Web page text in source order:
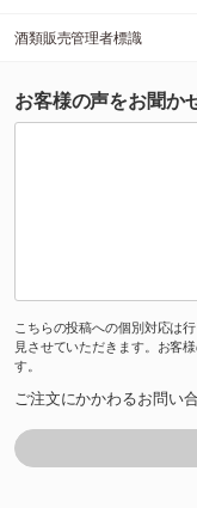
酒類販売管理者標識
お客様の声をお聞か
こちらの投稿への個別対応は
見させていただきます。お客
す。
ご注文にかかわるお問い